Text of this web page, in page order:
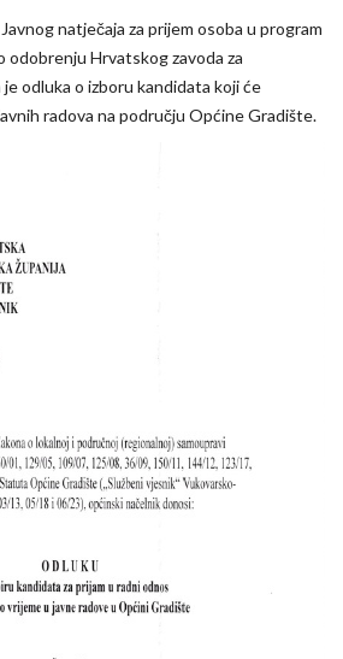
natječaja za prijem osoba u program
odobrenju Hrvatskog zavoda za
odluka o izboru kandidata koji će
radova na području Općine Gradište.